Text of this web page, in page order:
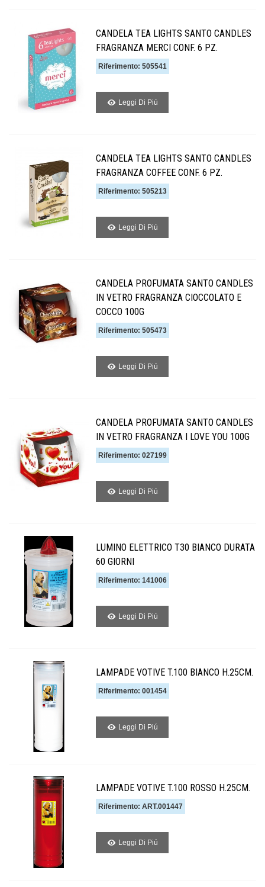
CANDELA TEA LIGHTS SANTO CANDLES
FRAGRANZA MERCI CONF. 6 PZ.
Riferimento: 505541
Leggi Di Piú
CANDELA TEA LIGHTS SANTO CANDLES
FRAGRANZA COFFEE CONF. 6 PZ.
Riferimento: 505213
Leggi Di Piú
CANDELA PROFUMATA SANTO CANDLES
IN VETRO FRAGRANZA CIOCCOLATO E
COCCO 100G
Riferimento: 505473
Leggi Di Piú
CANDELA PROFUMATA SANTO CANDLES
IN VETRO FRAGRANZA I LOVE YOU 100G
Riferimento: 027199
Leggi Di Piú
LUMINO ELETTRICO T30 BIANCO DURATA
60 GIORNI
Riferimento: 141006
Leggi Di Piú
LAMPADE VOTIVE T.100 BIANCO H.25CM.
Riferimento: 001454
Leggi Di Piú
LAMPADE VOTIVE T.100 ROSSO H.25CM.
Riferimento: ART.001447
Leggi Di Piú